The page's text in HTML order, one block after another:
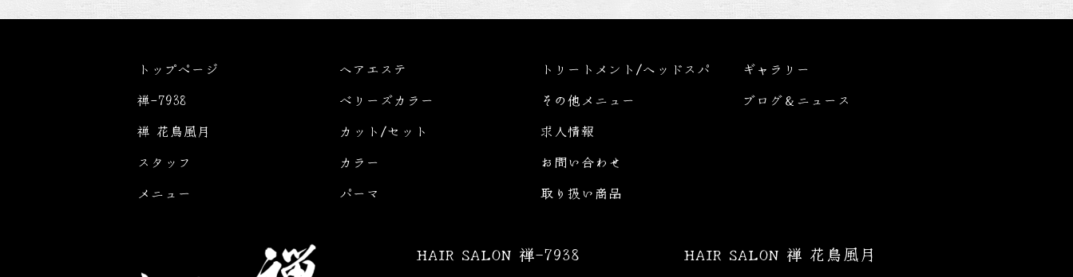
トップページ
禅-7938
禅 花鳥風月
スタッフ
メニュー
ヘアエステ
ベリーズカラー
カット/セット
カラー
パーマ
トリートメント/ヘッドスパ
その他メニュー
求人情報
お問い合わせ
取り扱い商品
ギャラリー
ブログ＆ニュース
HAIR SALON 禅-7938 HAIR SALON 禅 花鳥風月